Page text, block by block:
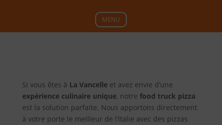
MENU
Si vous êtes à La Vancelleet avez envie d’une
expérience culinaire unique, notre food truck pizza
est la solution parfaite. Nous apportons directement
à votre porte le meilleur de l’Italie avec des pizzas